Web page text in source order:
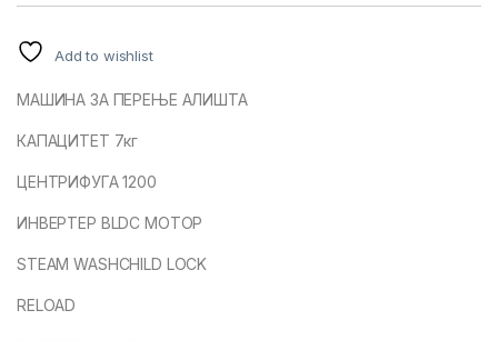
Add to wishlist
МАШИНА ЗА ПЕРЕЊЕ АЛИШТА
КАПАЦИТЕТ 7кг
ЦЕНТРИФУГА 1200
ИНВЕРТЕР BLDC МОТОР
STEAM WASHCHILD LOCK
RELOAD